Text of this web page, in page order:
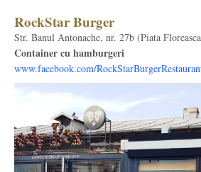
RockStar Burger
Str. Banul Antonache, nr. 27b (Piata
Container cu hamburgeri
www.facebook.com/